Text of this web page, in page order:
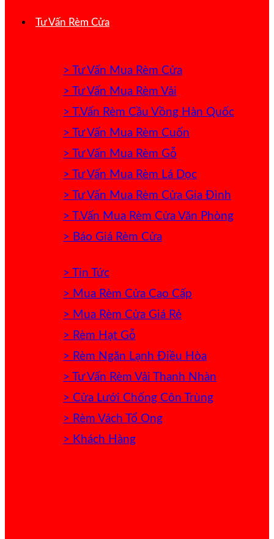
Tư Vấn Rèm Cửa
> Tư Vấn Mua Rèm Cửa
> Tư Vấn Mua Rèm Vải
> T.Vấn Rèm Cầu Vồng Hàn Quốc
> Tư Vấn Mua Rèm Cuốn
> Tư Vấn Mua Rèm Gỗ
> Tư Vấn Mua Rèm Lá Dọc
> Tư Vấn Mua Rèm Cửa Gia Đình
> T.Vấn Mua Rèm Cửa Văn Phòng
> Báo Giá Rèm Cửa
> Tin Tức
> Mua Rèm Cửa Cao Cấp
> Mua Rèm Cửa Giá Rẻ
> Rèm Hạt Gỗ
> Rèm Ngăn Lạnh Điều Hòa
> Tư Vấn Rèm Vải Thanh Nhàn
> Cửa Lưới Chống Côn Trùng
> Rèm Vách Tổ Ong
> Khách Hàng